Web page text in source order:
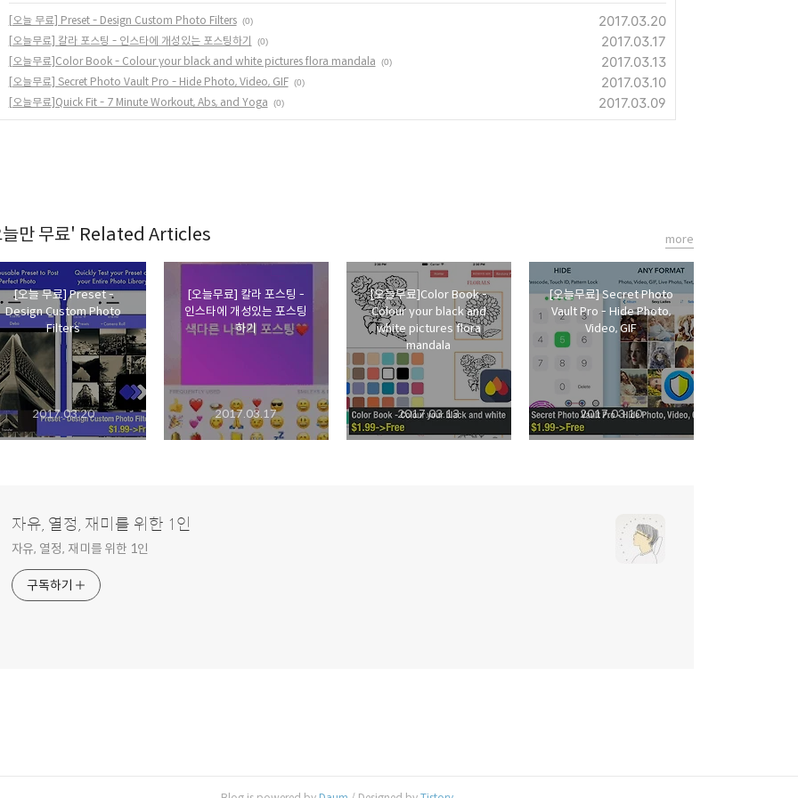
[오늘 무료] Preset - Design Custom Photo Filters (0) 2017.03.20
[오늘무료] 칼라 포스팅 - 인스타에 개성있는 포스팅하기 (0) 2017.03.17
[오늘무료]Color Book - Colour your black and white pictures flora mandala (0) 2017.03.13
[오늘무료] Secret Photo Vault Pro - Hide Photo, Video, GIF (0) 2017.03.10
[오늘무료]Quick Fit - 7 Minute Workout, Abs, and Yoga (0) 2017.03.09
만 무료' Related Articles
[오늘 무료] Preset -
Design Custom Photo
Filters
2017.03.20
[오늘무료] 칼라 포스팅 -
인스타에 개성있는 포스팅
하기
2017.03.17
[오늘무료]Color Book -
Colour your black and
white pictures flora
mandala
2017.03.13
[오늘무료] Secret Photo
Vault Pro - Hide Photo,
Video, GIF
2017.03.10
more
자유, 열정, 재미를 위한 1인
자유, 열정, 재미를 위한 1인
구독하기